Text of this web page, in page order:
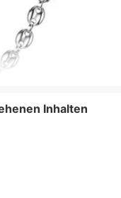
Inhalten